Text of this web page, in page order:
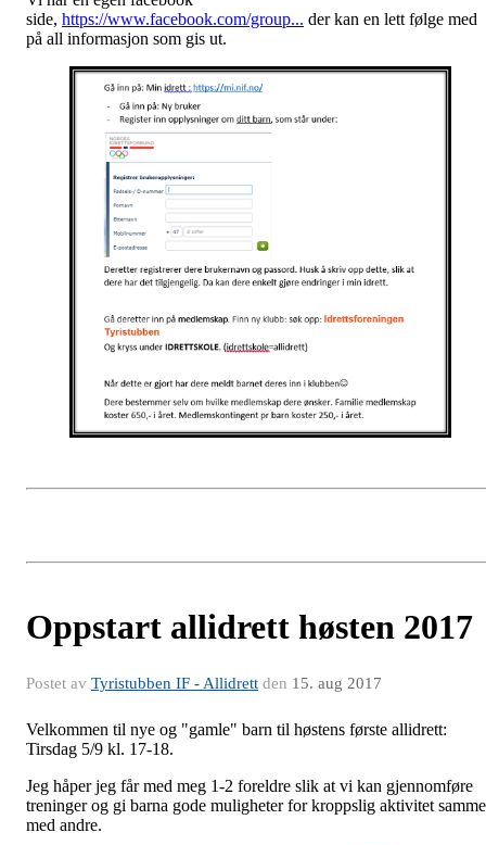
side, https://www.facebook.com/group... der kan en lett følge med
på all informasjon som gis ut.
Oppstart allidrett høsten 2017
Postet av Tyristubben IF - Allidrett den 15. aug 2017
Velkommen til nye og "gamle" barn til høstens første allidrett:
Tirsdag 5/9 kl. 17-18.
Jeg håper jeg får med meg 1-2 foreldre slik at vi kan gjennomføre
treninger og gi barna gode muligheter for kroppslig aktivitet
med andre.